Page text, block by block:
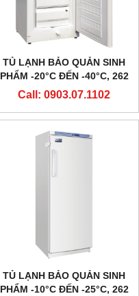
TỦ LẠNH BẢO QUẢN SINH
PHẨM -20°C ĐẾN -40°C, 262
LÍT, DW-40L262, HÃNG
Call: 0903.07.1102
TỦ LẠNH BẢO QUẢN SINH
PHẨM -10°C ĐẾN -25°C, 262